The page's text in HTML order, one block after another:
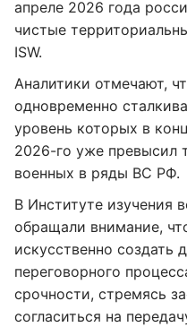
апреле 2026 года
чистые
ISW.
Аналитики отмечают,
одновременно
уровень которых в
2026-го уже превысил
военных в ряды ВС РФ.
В Институте изучения
обращали внимание,
искусственно создать
переговорного
срочности, стремясь
согласиться на